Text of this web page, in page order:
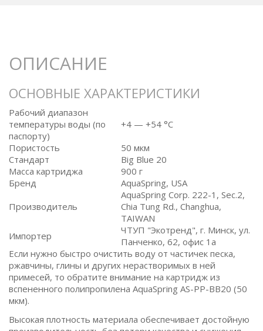
ОПИСАНИЕ
ОСНОВНЫЕ ХАРАКТЕРИСТИКИ
Рабочий диапазон
температуры воды (по
паспорту)
+4 — +54 °C
Пористость
50 мкм
Стандарт
Big Blue 20
Масса картриджа
900 г
Бренд
AquaSpring, USA
Производитель
AquaSpring Corp. 222-1, Sec.2,
Chia Tung Rd., Changhua,
TAIWAN
Импортер
ЧТУП "Экотренд", г. Минск, ул.
Панченко, 62, офис 1а
Если нужно быстро очистить воду от частичек песка,
ржавчины, глины и других нерастворимых в ней
примесей, то обратите внимание на картридж из
вспененного полипропилена AquaSpring AS-PP-BB20 (50
мкм).
Высокая плотность материала обеспечивает достойную